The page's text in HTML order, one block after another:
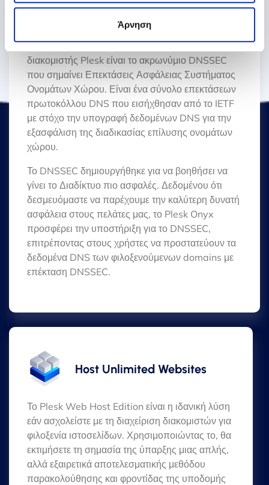
έχουν συλλέξει σε σχέση με την από μέρους σας χρήση
Άρνηση
Server Extensions
Μία από τις πολλές επεκτάσεις που διαθέτει ο
διακομιστής Plesk είναι το ακρωνύμιο DNSSEC
που σημαίνει Επεκτάσεις Ασφάλειας Συστήματος
Ονομάτων Χώρου. Είναι ένα σύνολο επεκτάσεων
πρωτοκόλλου DNS που εισήχθησαν από το IETF
με στόχο την υπογραφή δεδομένων DNS για την
εξασφάλιση της διαδικασίας επίλυσης ονομάτων
χώρου.
Το DNSSEC δημιουργήθηκε για να βοηθήσει να
γίνει το Διαδίκτυο πιο ασφαλές. Δεδομένου ότι
δεσμευόμαστε να παρέχουμε την καλύτερη δυνατή
ασφάλεια στους πελάτες μας, το Plesk Onyx
προσφέρει την υποστήριξη για το DNSSEC,
επιτρέποντας στους χρήστες να προστατεύουν τα
δεδομένα DNS των φιλοξενούμενων domains με
επέκταση DNSSEC.
Host Unlimited Websites
Το Plesk Web Host Edition είναι η ιδανική λύση
εάν ασχολείστε με τη διαχείριση διακομιστών για
φιλοξενία ιστοσελίδων. Χρησιμοποιώντας το, θα
εκτιμήσετε τη σημασία της ύπαρξης μιας απλής,
αλλά εξαιρετικά αποτελεσματικής μεθόδου
παρακολούθησης και φροντίδας της υποδομής